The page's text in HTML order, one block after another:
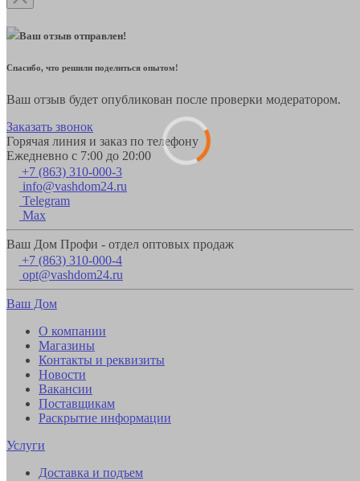
Ваш отзыв отправлен!
Спасибо, что решили поделиться опытом!
Ваш отзыв будет опубликован после проверки модератором.
Заказать звонок
Горячая линия и заказ по телефону
Ежедневно с 7:00 до 20:00
+7 (863) 310-000-3
info@vashdom24.ru
Telegram
Max
Ваш Дом Профи - отдел оптовых продаж
+7 (863) 310-000-4
opt@vashdom24.ru
Ваш Дом
О компании
Магазины
Контакты и реквизиты
Новости
Вакансии
Поставщикам
Раскрытие информации
Услуги
Доставка и подъем